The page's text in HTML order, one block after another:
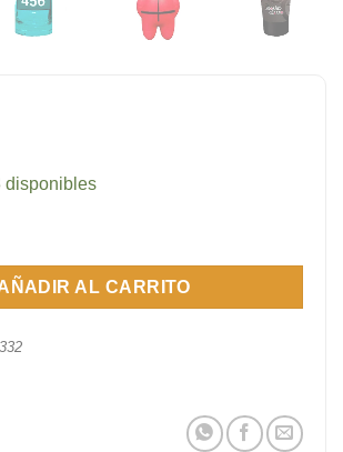
disponibles
(Juego del Calamar) x 3 cantidad
AL CARRITO